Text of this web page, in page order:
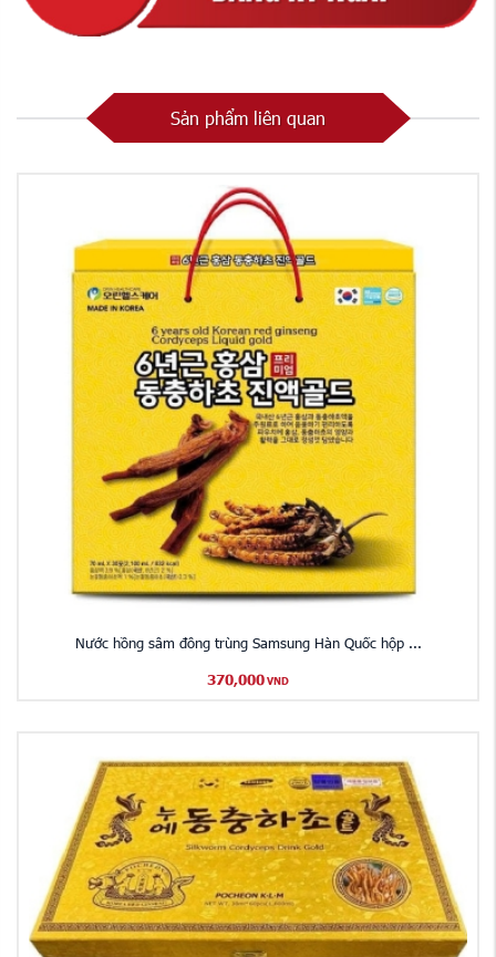
Sản phẩm liên quan
Nước hồng sâm đông trùng Samsung Hàn Quốc hộp ...
370,000 VND